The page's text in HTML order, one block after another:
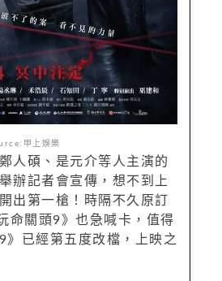
甲上娛樂
人碩、是元介等人主演的
辦記者會宣傳，想不到上
出第一槍！時隔不久原訂
命關頭9》也急喊卡，值得
》已經第五度改檔，上映之